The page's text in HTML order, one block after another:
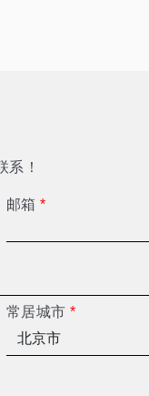
系！
邮箱*
常居城市*